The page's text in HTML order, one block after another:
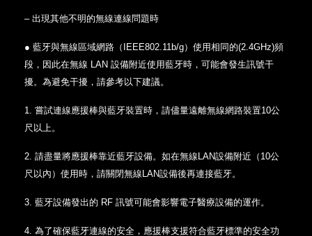
– 出現其他不明的無線連線問題時
● 藍牙與無線區域網路（IEEE802.11b/g）使用相同的(2.4GHz)頻
段，因此在無線 LAN 設備附近使用藍牙時，可能會發生訊號干
擾。為避免干擾，請參考以下建議。
1. 嘗試連線應援棒與藍牙裝置時，請儘量遠離無線網路裝置10公
尺以上。
2. 請盡量將應援棒靠近藍牙設備。如在無線LAN設備附近（10公
尺以內）使用時，請關閉無線LAN設備後再連接藍牙。
3. 藍牙設備發出的 RF 訊號可能會影響電子醫療設備的運作。
4. 為了確保藍牙連線的安全，應援棒支援符合藍牙標準的安全功